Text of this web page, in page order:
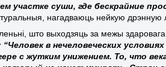
участке суши, где бескрайние
нагадваюць нейкую дрэнную
што выходзяць за межы
в нечеловеческих
с жутким унижением. То, что